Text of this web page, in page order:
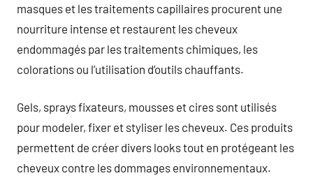
masques et les traitements capillaires procurent une
nourriture intense et restaurent les cheveux
endommagés par les traitements chimiques, les
colorations ou l’utilisation d’outils chauffants.
Gels, sprays fixateurs, mousses et cires sont utilisés
pour modeler, fixer et styliser les cheveux. Ces produits
permettent de créer divers looks tout en protégeant les
cheveux contre les dommages environnementaux.